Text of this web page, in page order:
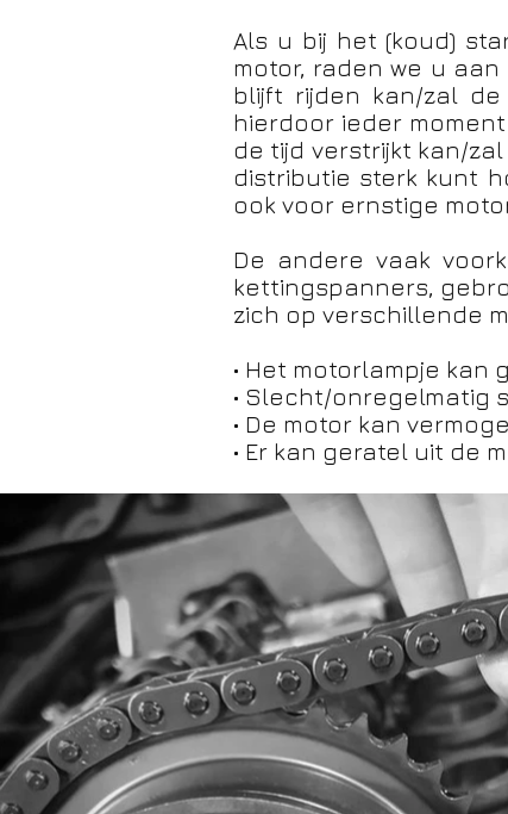
Als u bij het (koud)
motor, raden we u
blijft rijden kan/zal de
hierdoor ieder
de tijd verstrijkt kan/
distributie sterk kunt
ook voor ernstige
De andere vaak
kettingspanners,
zich op verschillende
• Het motorlampje
• Slecht/onregelmatig
• De motor kan
• Er kan geratel uit de